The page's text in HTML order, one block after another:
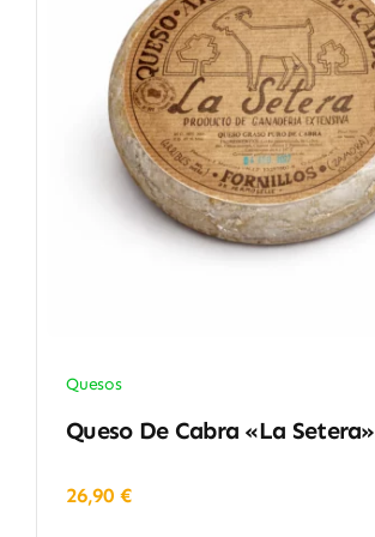
Quesos
Queso De Cabra «La Setera»
26,90 €